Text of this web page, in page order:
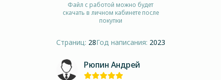
Файл с работой можно будет
скачать в личном кабинете после
покупки
Страниц: 28Год написания: 2023
Рюпин Андрей